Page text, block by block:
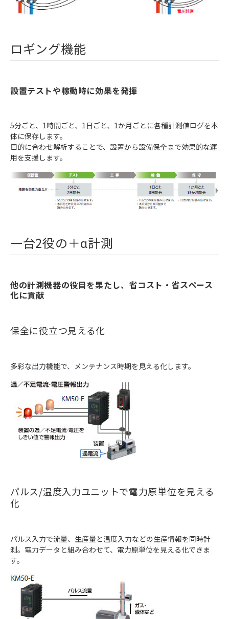
ロギング機能
設置テストや稼動時に効果を発揮
5分ごと、1時間ごと、1日ごと、1か月ごとに各種計測値ログを本
体に保存します。
目的に合わせ解析することで、設置から設備保全まで効果的な運
用を支援します。
一台2役の＋α計測
他の計測機器の役目を果たし、省コスト・省スペース
化に貢献
保全に役立つ見える化
多彩な出力機能で、メンテナンス時期を見える化します。
パルス/温度入力ユニットで電力原単位を見える
化
パルス入力で流量、生産量と温度入力などの生産情報を同時計
測。電力データと組み合わせて、電力原単位を見える化できま
す。